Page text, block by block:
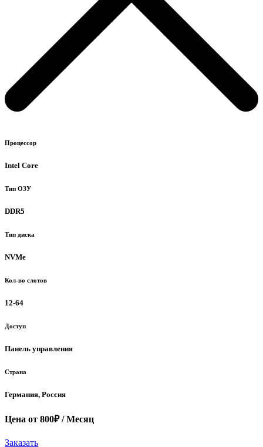
Процессор
Intel Core
Тип ОЗУ
DDR5
Тип диска
NVMe
Кол-во слотов
12-64
Доступ
Панель управления
Страна
Германия, Россия
Цена от 800₽ / Месяц
Заказать